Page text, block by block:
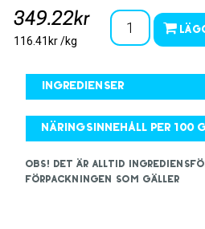
349.22kr
116.41kr /kg
Ingredienser
Näringsinnehåll per 100
OBS! Det är alltid
förpackningen som gäller